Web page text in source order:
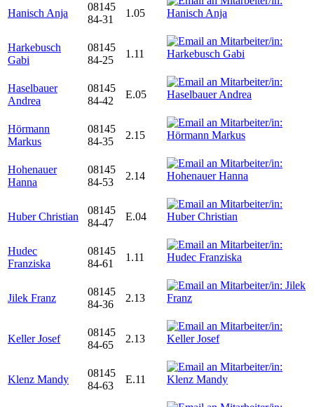
Hanisch Anja
08145
84-31
1.05
Harkebusch
Gabi
08145
84-25
1.11
Haselbauer
Andrea
08145
84-42
E.05
Hörmann
Markus
08145
84-35
2.15
Hohenauer
Hanna
08145
84-53
2.14
Huber Christian
08145
84-47
E.04
Hudec
Franziska
08145
84-61
1.11
Jilek Franz
08145
84-36
2.13
Keller Josef
08145
84-65
2.13
Klenz Mandy
08145
84-63
E.11